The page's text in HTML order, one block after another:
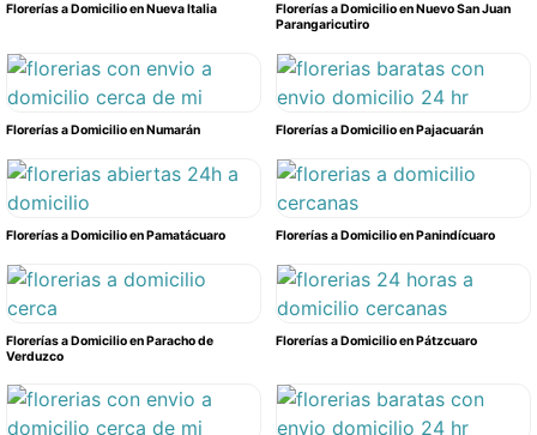
Florerías a Domicilio en Nueva Italia
Florerías a Domicilio en Nuevo San Juan
Parangaricutiro
Florerías a Domicilio en Numarán Florerías a Domicilio en Pajacuarán
Florerías a Domicilio en Pamatácuaro Florerías a Domicilio en Panindícuaro
Florerías a Domicilio en Paracho de
Verduzco
Florerías a Domicilio en Pátzcuaro